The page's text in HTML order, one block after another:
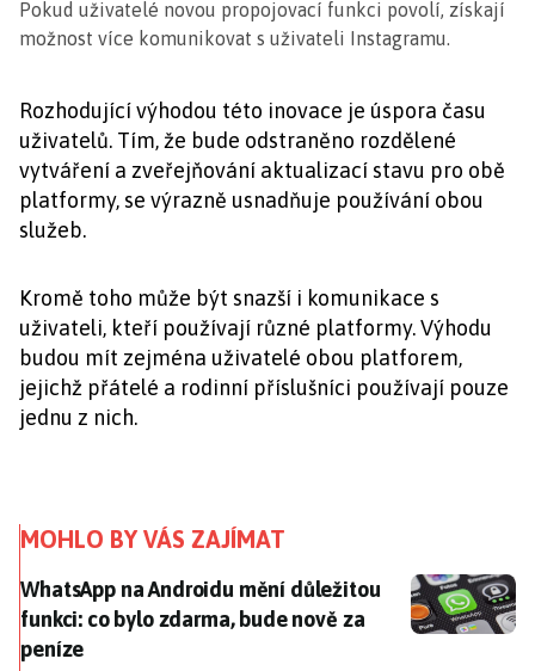
Pokud uživatelé novou propojovací funkci povolí, získají
možnost více komunikovat s uživateli Instagramu.
Rozhodující výhodou této inovace je úspora času
uživatelů. Tím, že bude odstraněno rozdělené
vytváření a zveřejňování aktualizací stavu pro obě
platformy, se výrazně usnadňuje používání obou
služeb.
Kromě toho může být snazší i komunikace s
uživateli, kteří používají různé platformy. Výhodu
budou mít zejména uživatelé obou platforem,
jejichž přátelé a rodinní příslušníci používají pouze
jednu z nich.
MOHLO BY VÁS ZAJÍMAT
WhatsApp na Androidu mění důležitou funkci: co
WhatsApp na Androidu mění důležitou
funkci: co bylo zdarma, bude nově za
peníze